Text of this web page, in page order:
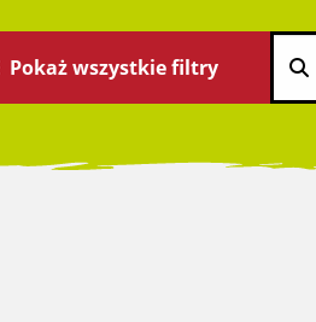
Pokaż wszystkie filtry